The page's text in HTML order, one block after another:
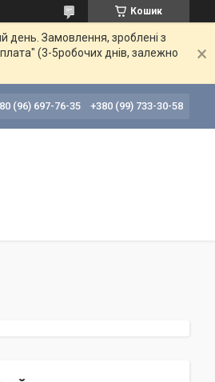
Кошик
день. Замовлення, зроблені з
(3-5робочих днів, залежно
(96) 697-76-35 +380 (99) 733-30-58